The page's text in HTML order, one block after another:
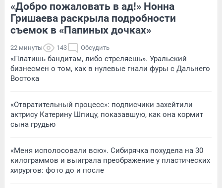
«Добро пожаловать в ад!» Нонна
Гришаева раскрыла подробности
съемок в «Папиных дочках»
22 минуты 143 Обсудить
«Платишь бандитам, либо стреляешь». Уральский
бизнесмен о том, как в нулевые гнали фуры с Дальнего
Востока
«Отвратительный процесс»: подписчики захейтили
актрису Катерину Шпицу, показавшую, как она кормит
сына грудью
«Меня исполосовали всю». Сибирячка похудела на 30
килограммов и выиграла преображение у пластических
хирургов: фото до и после